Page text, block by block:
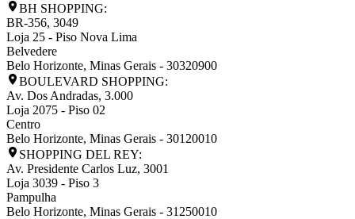
BH SHOPPING:
BR-356, 3049
Loja 25 - Piso Nova Lima
Belvedere
Belo Horizonte, Minas Gerais - 30320900
BOULEVARD SHOPPING:
Av. Dos Andradas, 3.000
Loja 2075 - Piso 02
Centro
Belo Horizonte, Minas Gerais - 30120010
SHOPPING DEL REY:
Av. Presidente Carlos Luz, 3001
Loja 3039 - Piso 3
Pampulha
Belo Horizonte, Minas Gerais - 31250010